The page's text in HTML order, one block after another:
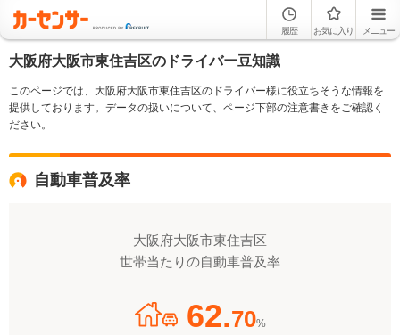
履歴 お気に入り メニュー
大阪府大阪市東住吉区のドライバー豆知識
このページでは、大阪府大阪市東住吉区のドライバー様に役立ちそうな情報を
提供しております。データの扱いについて、ページ下部の注意書きをご確認く
ださい。
自動車普及率
大阪府大阪市東住吉区
世帯当たりの自動車普及率
62.70%